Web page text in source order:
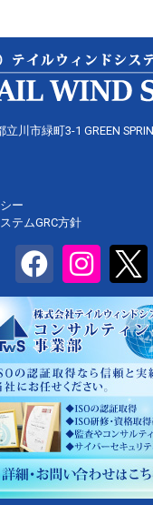
川市緑町3-1 GREEN
ー
テムGRC方針